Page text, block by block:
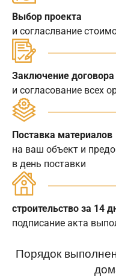
Выбор проекта
и согласлвание
Заключение договора
и согласование всех
Поставка материалов
на ваш объект и
в день поставки
строительство за 14
подписание акта
Порядок